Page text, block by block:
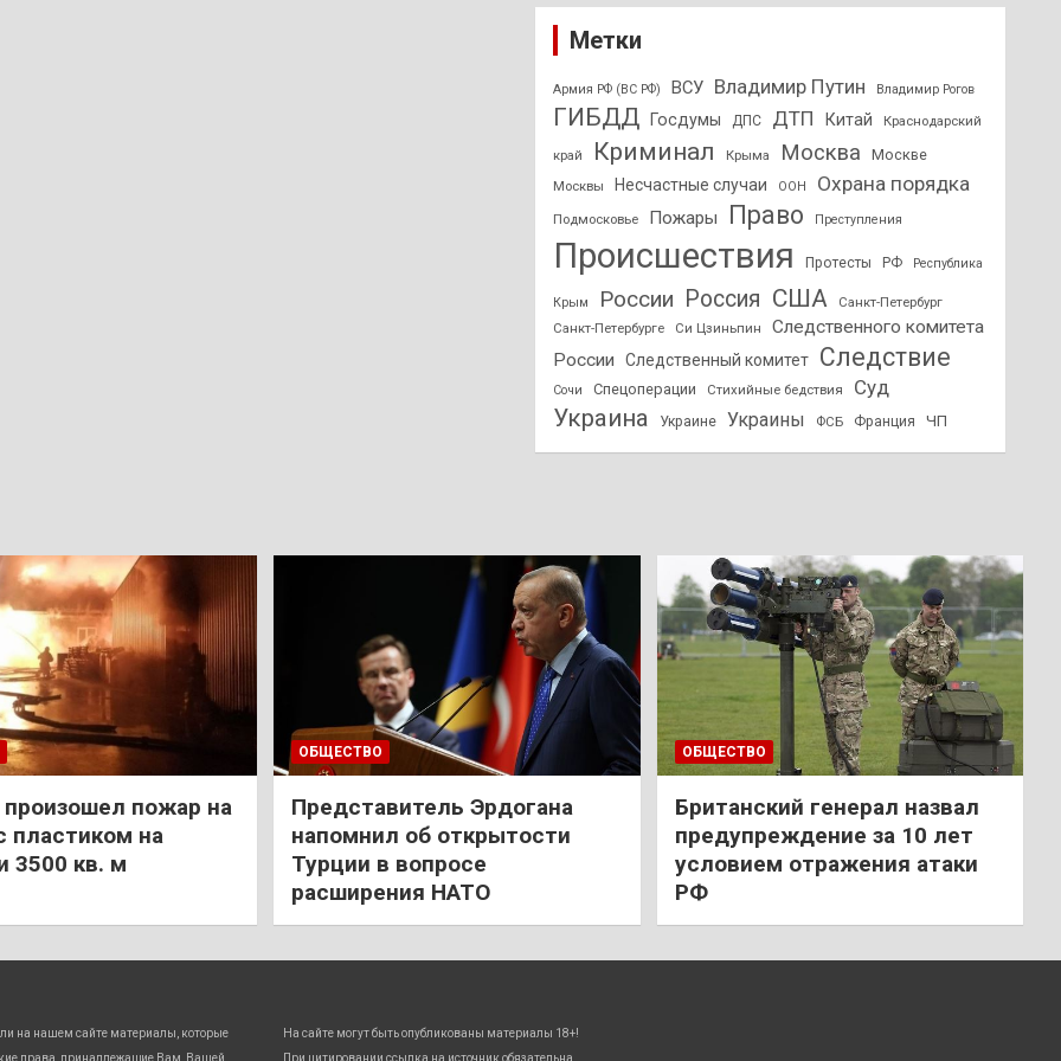
Метки
Армия РФ (ВС РФ) ВСУ Владимир Путин Владимир Рогов
ГИБДД Госдумы ДПС ДТП Китай Краснодарский
край Криминал Крыма Москва Москве
Москвы Несчастные случаи ООН Охрана порядка
Подмосковье Пожары Право Преступления
Происшествия Протесты РФ Республика
Крым России Россия США
Санкт-Петербург
Санкт-Петербурге
Си Цзиньпин
Следственного комитета
России
Следственный комитет Следствие
Сочи Спецоперации Стихийные бедствия Суд
Украина Украине Украины ФСБ Франция ЧП
пожар на
пластиком на
3500 кв. м
ОБЩЕСТВО
Представитель Эрдогана
напомнил об открытости
Турции в вопросе
расширения НАТО
ОБЩЕСТВО
Британский генерал назвал
предупреждение за 10 лет
условием отражения атаки
РФ
на нашем сайте материалы, которые
права, принадлежащие Вам, Вашей
На сайте могут быть опубликованы материалы 18+!
При цитировании ссылка на источник обязательна.